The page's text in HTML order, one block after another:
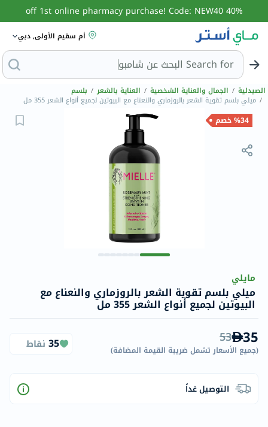
40% off 1st online pharmacy purchase! Code: NEW40
أم سقيم الأولى, دبي
Search for البحث عن شامبو
الصيدلية / الجمال والعناية الشخصية / العناية بالشعر / بلسم
/ ميلي بلسم تقوية الشعر بالروزماري والنعناع مع البيوتين لجميع أنواع الشعر 355 مل
%34 خصم
مايلي
ميلي بلسم تقوية الشعر بالروزماري والنعناع مع
البيوتين لجميع أنواع الشعر 355 مل
35
53
(جميع الأسعار تشمل ضريبة القيمة المضافة)
35 نقاط
التوصيل غداً